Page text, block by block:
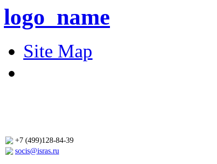
logo_name
Site Map
+7 (499)128-84-39
socis@isras.ru